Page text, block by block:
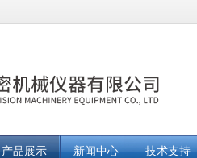
产品展示 新闻中心 技术支持